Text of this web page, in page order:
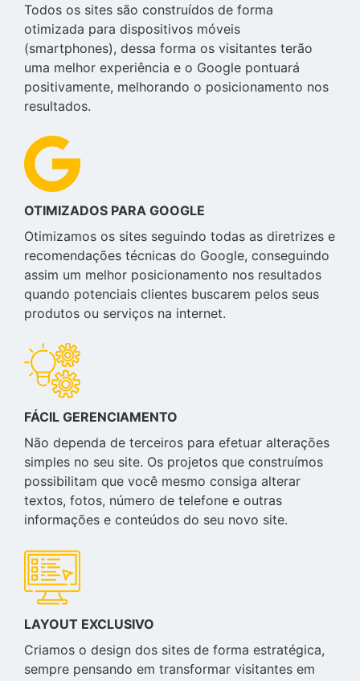
Todos os sites são construídos de forma
otimizada para dispositivos móveis
(smartphones), dessa forma os visitantes terão
uma melhor experiência e o Google pontuará
positivamente, melhorando o posicionamento nos
resultados.
OTIMIZADOS PARA GOOGLE
Otimizamos os sites seguindo todas as diretrizes e
recomendações técnicas do Google, conseguindo
assim um melhor posicionamento nos resultados
quando potenciais clientes buscarem pelos seus
produtos ou serviços na internet.
FÁCIL GERENCIAMENTO
Não dependa de terceiros para efetuar alterações
simples no seu site. Os projetos que construímos
possibilitam que você mesmo consiga alterar
textos, fotos, número de telefone e outras
informações e conteúdos do seu novo site.
LAYOUT EXCLUSIVO
Criamos o design dos sites de forma estratégica,
sempre pensando em transformar visitantes em